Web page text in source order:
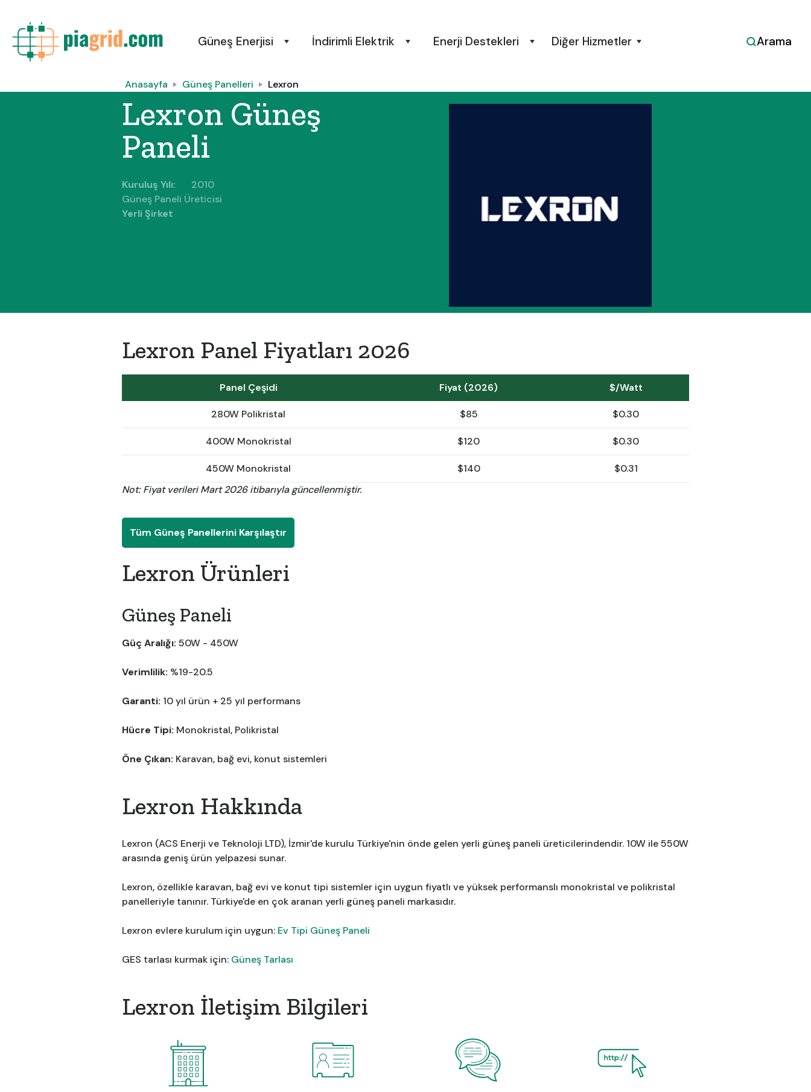
Güneş Enerjisi İndirimli Elektrik Enerji Destekleri Diğer Hizmetler Arama
Anasayfa Güneş Panelleri Lexron
Lexron Güneş
Paneli
Kuruluş Yılı:
2010
Güneş Paneli Üreticisi
Yerli Şirket
Lexron Panel Fiyatları 2026
Panel Çeşidi Fiyat (2026) $/Watt
280W Polikristal $85 $0.30
400W Monokristal $120 $0.30
450W Monokristal $140
$0.31
Not: Fiyat verileri Mart 2026 itibarıyla güncellenmiştir.
Tüm Güneş Panellerini Karşılaştır
Lexron Ürünleri
Güneş Paneli
Güç Aralığı: 50W - 450W
Verimlilik: %19-20.5
Garanti: 10 yıl ürün + 25 yıl performans
Hücre Tipi: Monokristal, Polikristal
Öne Çıkan: Karavan, bağ evi, konut sistemleri
Lexron Hakkında
Lexron (ACS Enerji ve Teknoloji LTD), İzmir'de kurulu Türkiye'nin önde gelen yerli güneş paneli üreticilerindendir. 10W ile 550W
arasında geniş ürün yelpazesi sunar.
Lexron, özellikle karavan, bağ evi ve konut tipi sistemler için uygun fiyatlı ve yüksek performanslı monokristal ve polikristal
panelleriyle tanınır. Türkiye'de en çok aranan yerli güneş paneli markasıdır.
Lexron evlere kurulum için uygun: Ev Tipi Güneş Paneli
GES tarlası kurmak için: Güneş Tarlası
Lexron İletişim Bilgileri